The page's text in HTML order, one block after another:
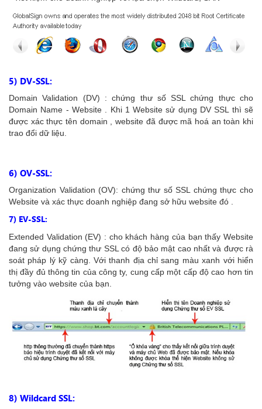
5) DV-SSL:
Domain Validation (DV) : chứng thư số SSL chứng thực cho
Domain Name - Website . Khi 1 Website sử dụng DV SSL thì sẽ
được xác thực tên domain , website đã được mã hoá an toàn khi
trao đổi dữ liệu.
6) OV-SSL:
Organization Validation (OV): chứng thư số SSL chứng thực cho
Website và xác thực doanh nghiệp đang sở hữu website đó .
7) EV-SSL:
Extended Validation (EV) : cho khách hàng của bạn thấy Website
đang sử dụng chứng thư SSL có độ bảo mật cao nhất và được rà
soát pháp lý kỹ càng. Với thanh địa chỉ sang màu xanh với hiển
thị đầy đủ thông tin của công ty, cung cấp một cấp độ cao hơn tin
tưởng vào website của bạn.
8) Wildcard SSL: